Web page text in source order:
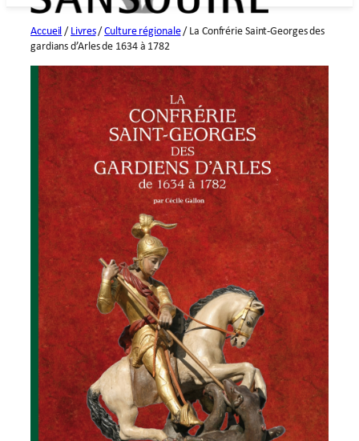
Accueil / Livres/Culture régionale/ La Confrérie Saint-Georges des
gardians d’Arles de 1634 à 1782